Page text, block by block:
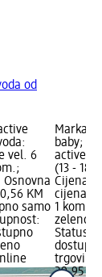
od
vel. 6
KM
samo
Marka:
baby;
active
(13 - 18
Cijena:
cijena:
1 kom.);
zeleno
Status
trgovini
29,95